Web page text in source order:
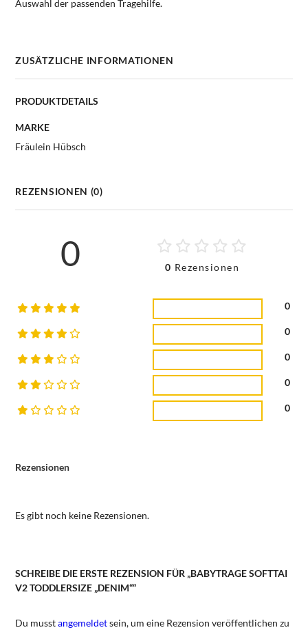
Auswahl der passenden Tragehilfe.
ZUSÄTZLICHE INFORMATIONEN
PRODUKTDETAILS
MARKE
Fräulein Hübsch
REZENSIONEN (0)
Rezensionen
Es gibt noch keine Rezensionen.
0 0 Rezensionen
0
0
0
0
0
SCHREIBE DIE ERSTE REZENSION FÜR „BABYTRAGE SOFTTAI
V2 TODDLERSIZE „DENIM““
Du musstangemeldetsein, um eine Rezension veröffentlichen zu